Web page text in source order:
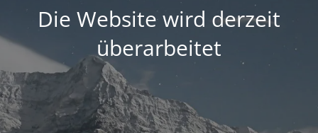
Die Website wird derzeit
überarbeitet